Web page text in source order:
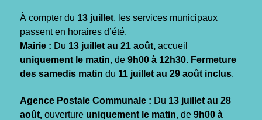
À compter du 13 juillet, les services municipaux
passent en horaires d’été.
Mairie : Du 13 juillet au 21 août, accueil
uniquement le matin, de 9h00 à 12h30. Fermeture
des samedis matin du 11 juillet au 29 août inclus.
Agence Postale Communale : Du 13 juillet au 28
août, ouverture uniquement le matin, de 9h00 à